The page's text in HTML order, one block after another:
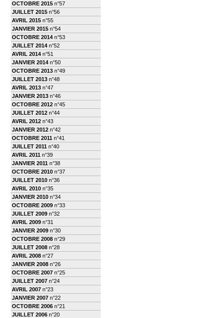
OCTOBRE 2015 n°57
JUILLET 2015 n°56
AVRIL 2015 n°55
JANVIER 2015 n°54
OCTOBRE 2014 n°53
JUILLET 2014 n°52
AVRIL 2014 n°51
JANVIER 2014 n°50
OCTOBRE 2013 n°49
JUILLET 2013 n°48
AVRIL 2013 n°47
JANVIER 2013 n°46
OCTOBRE 2012 n°45
JUILLET 2012 n°44
AVRIL 2012 n°43
JANVIER 2012 n°42
OCTOBRE 2011 n°41
JUILLET 2011 n°40
AVRIL 2011 n°39
JANVIER 2011 n°38
OCTOBRE 2010 n°37
JUILLET 2010 n°36
AVRIL 2010 n°35
JANVIER 2010 n°34
OCTOBRE 2009 n°33
JUILLET 2009 n°32
AVRIL 2009 n°31
JANVIER 2009 n°30
OCTOBRE 2008 n°29
JUILLET 2008 n°28
AVRIL 2008 n°27
JANVIER 2008 n°26
OCTOBRE 2007 n°25
JUILLET 2007 n°24
AVRIL 2007 n°23
JANVIER 2007 n°22
OCTOBRE 2006 n°21
JUILLET 2006 n°20